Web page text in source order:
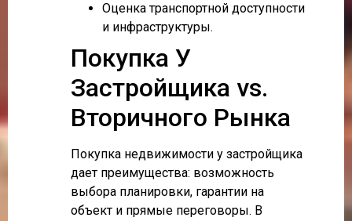
Оценка транспортной доступности
и инфраструктуры.
Покупка У
Застройщика vs.
Вторичного Рынка
Покупка недвижимости у застройщика
дает преимущества: возможность
выбора планировки, гарантии на
объект и прямые переговоры. В